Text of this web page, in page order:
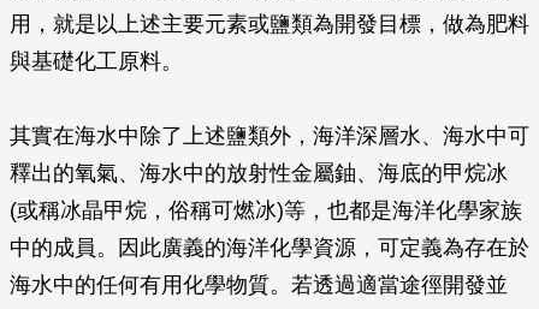
用，就是以上述主要元素或鹽類為開發目標，做為肥料
與基礎化工原料。
其實在海水中除了上述鹽類外，海洋深層水、海水中可
釋出的氧氣、海水中的放射性金屬鈾、海底的甲烷冰
(或稱冰晶甲烷，俗稱可燃冰)等，也都是海洋化學家族
中的成員。因此廣義的海洋化學資源，可定義為存在於
海水中的任何有用化學物質。若透過適當途徑開發並